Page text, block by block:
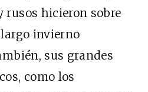
rusos hicieron sobre
invierno
sus grandes
como los